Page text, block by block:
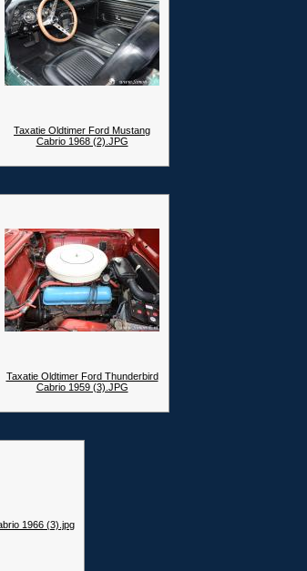
Taxatie Oldtimer Ford Mustang
Cabrio 1968 (2).JPG
Taxatie Oldtimer Ford Thunderbird
Cabrio 1959 (3).JPG